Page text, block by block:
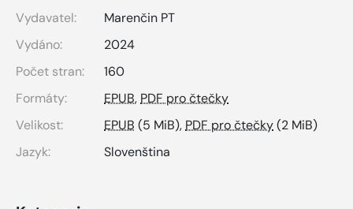
Vydavatel:
Marenčin PT
Vydáno:
2024
Počet stran:
160
Formáty:
EPUB, PDF pro čtečky
Velikost:
EPUB (5 MiB), PDF pro čtečky(2 MiB)
Jazyk:
Slovenština